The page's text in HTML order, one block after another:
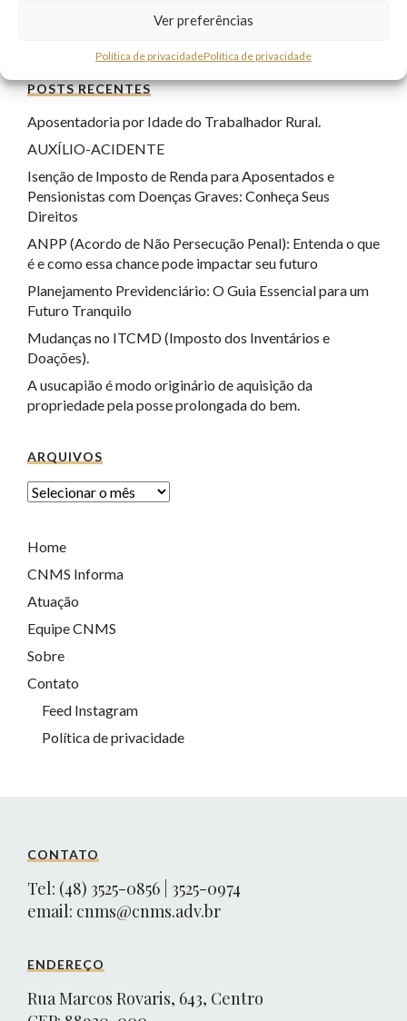
Ver preferências
Política de privacidadePolítica de privacidade
POSTS RECENTES
Aposentadoria por Idade do Trabalhador Rural.
AUXÍLIO-ACIDENTE
Isenção de Imposto de Renda para Aposentados e
Pensionistas com Doenças Graves: Conheça Seus
Direitos
ANPP (Acordo de Não Persecução Penal): Entenda o que
é e como essa chance pode impactar seu futuro
Planejamento Previdenciário: O Guia Essencial para um
Futuro Tranquilo
Mudanças no ITCMD (Imposto dos Inventários e
Doações).
A usucapião é modo originário de aquisição da
propriedade pela posse prolongada do bem.
ARQUIVOS
Home
CNMS Informa
Atuação
Equipe CNMS
Sobre
Contato
Feed Instagram
Política de privacidade
CONTATO
Tel: (48) 3525-0856 | 3525-0974
email: cnms@cnms.adv.br
ENDEREÇO
Rua Marcos Rovaris, 643, Centro